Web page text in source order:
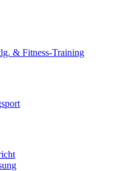
& Fitness-Training